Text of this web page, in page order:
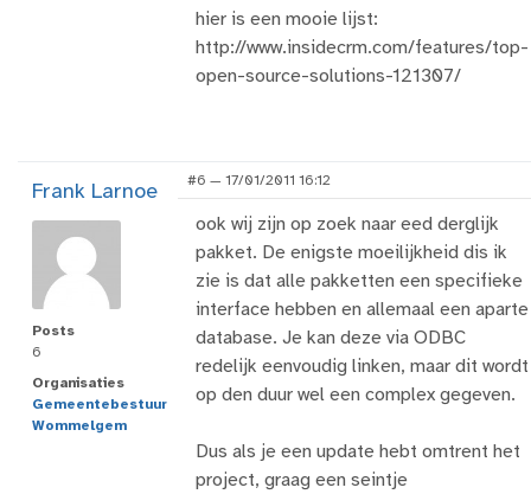
hier is een mooie lijst:
http://www.insidecrm.com/features/top-
open-source-solutions-121307/
Frank Larnoe
Posts
6
Organisaties
Gemeentebestuur
Wommelgem
#6 — 17/01/2011 16:12
ook wij zijn op zoek naar eed derglijk
pakket. De enigste moeilijkheid dis ik
zie is dat alle pakketten een specifieke
interface hebben en allemaal een aparte
database. Je kan deze via ODBC
redelijk eenvoudig linken, maar dit wordt
op den duur wel een complex gegeven.
Dus als je een update hebt omtrent het
project, graag een seintje